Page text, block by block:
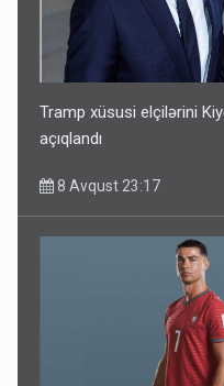
Tramp xüsusi elçilərini
açıqlandı
8 Avqust 23:17